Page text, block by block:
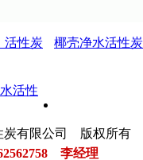
活性炭 椰壳净水活性炭
炭有限公司 版权所有
李经理